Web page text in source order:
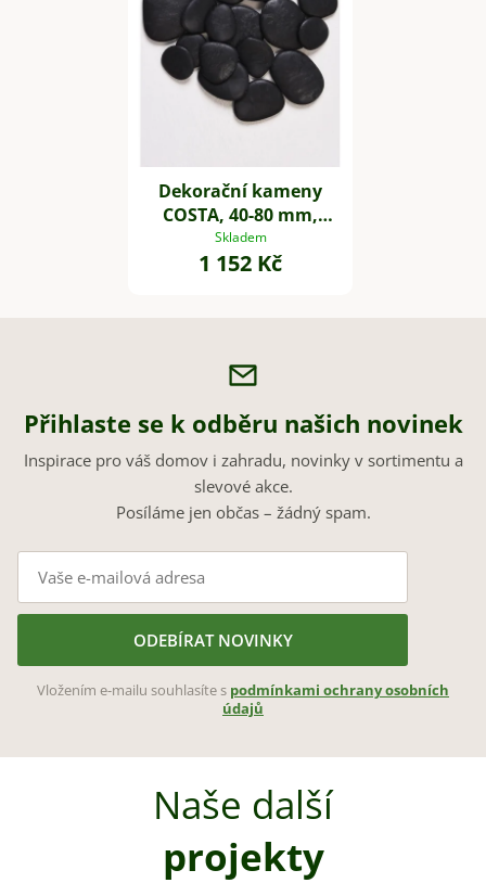
Dekorační kameny
COSTA, 40-80 mm,
plast, černá
Skladem
1 152 Kč
Přihlaste se k odběru našich novinek
Inspirace pro váš domov i zahradu, novinky v sortimentu a
slevové akce.
Posíláme jen občas – žádný spam.
ODEBÍRAT NOVINKY
Vložením e-mailu souhlasíte s podmínkami ochrany osobních
údajů
Naše další
projekty